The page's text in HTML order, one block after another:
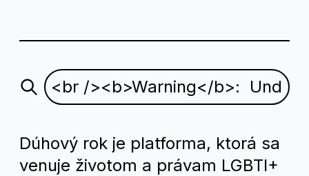
Dúhový rok je platforma, ktorá sa
venuje životom a právam LGBTI+